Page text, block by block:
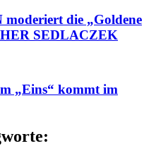
die „Goldene
SEDLACZEK
„Eins“ kommt im